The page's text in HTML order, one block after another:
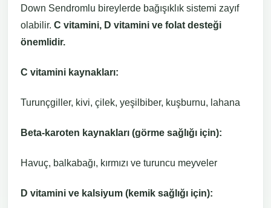
Down Sendromlu bireylerde bağışıklık sistemi zayıf
olabilir. C vitamini, D vitamini ve folat desteği
önemlidir.
C vitamini kaynakları:
Turunçgiller, kivi, çilek, yeşilbiber, kuşburnu, lahana
Beta-karoten kaynakları (görme sağlığı için):
Havuç, balkabağı, kırmızı ve turuncu meyveler
D vitamini ve kalsiyum (kemik sağlığı için):